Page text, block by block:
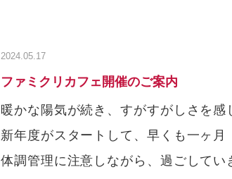
ツインハート在宅クリニ
ック二子玉川
スタッフ紹介
ブログ
訪問看護部門
訪問リハビリテー
訪問栄養部門
よ
2024.05.17
ファミクリカフェ開催のご案内
暖かな陽気が続き、すがすがしさを感
新年度がスタートして、早くも一ヶ月
体調管理に注意しながら、過ごしてい